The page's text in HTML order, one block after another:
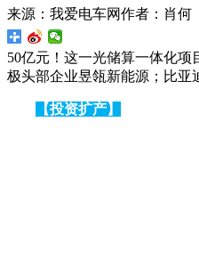
来源： 我爱电车网作者： 肖何
50亿元！这一光储算一体化
极头部企业昱瓴新能源；比亚
【投资扩产】